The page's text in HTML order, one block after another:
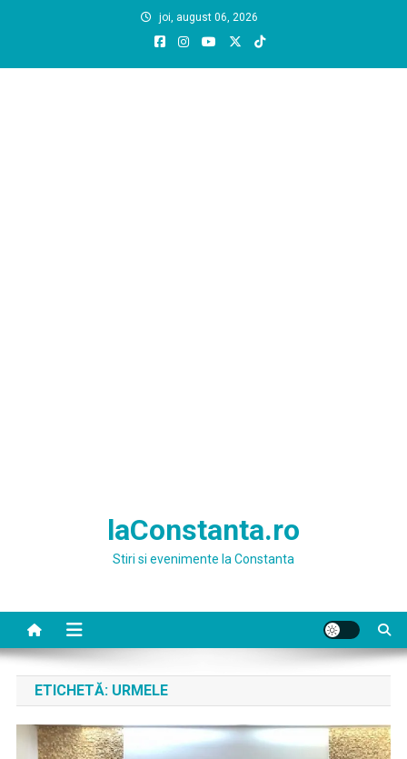
joi, august 06, 2026
laConstanta.ro
Stiri si evenimente la Constanta
ETICHETĂ: URMELE